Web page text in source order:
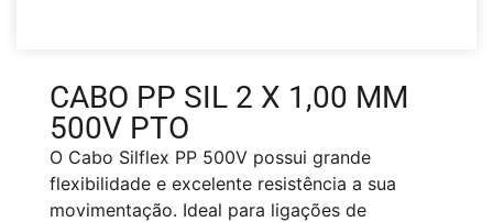
CABO PP SIL 2 X 1,00 MM
500V PTO
O Cabo Silflex PP 500V possui grande
flexibilidade e excelente resistência a sua
movimentação. Ideal para ligações de